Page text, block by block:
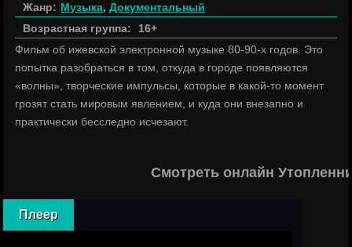
Жанр: Музыка,Документальный
Возрастная группа:
16+
Фильм об ижевской электронной музыке 80-90-х годов. Это
попытка разобраться в том, откуда в городе появляются
«волны», творческие импульсы, которые в какой-то момент
грозят стать мировым явлением, и куда они внезапно и
практически бесследно исчезают.
Смотреть онлайн
Плеер